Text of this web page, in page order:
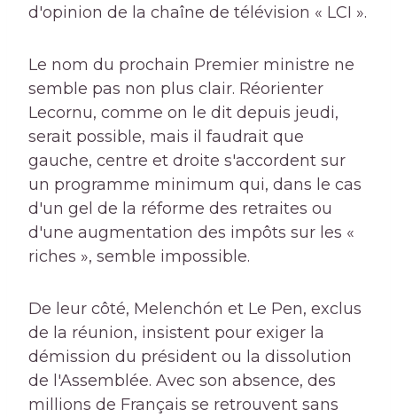
d'opinion de la chaîne de télévision « LCI ».
Le nom du prochain Premier ministre ne
semble pas non plus clair. Réorienter
Lecornu, comme on le dit depuis jeudi,
serait possible, mais il faudrait que
gauche, centre et droite s'accordent sur
un programme minimum qui, dans le cas
d'un gel de la réforme des retraites ou
d'une augmentation des impôts sur les «
riches », semble impossible.
De leur côté, Melenchón et Le Pen, exclus
de la réunion, insistent pour exiger la
démission du président ou la dissolution
de l'Assemblée. Avec son absence, des
millions de Français se retrouvent sans